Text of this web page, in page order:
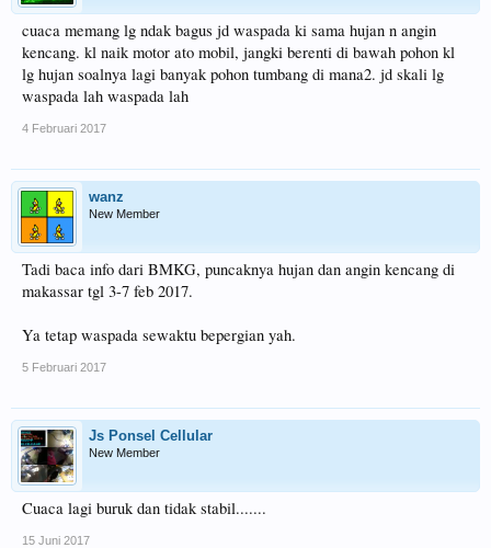
cuaca memang lg ndak bagus jd waspada ki sama hujan n angin
kencang. kl naik motor ato mobil, jangki berenti di bawah pohon kl
lg hujan soalnya lagi banyak pohon tumbang di mana2. jd skali lg
waspada lah waspada lah
4 Februari 2017
wanz
New Member
Tadi baca info dari BMKG, puncaknya hujan dan angin kencang di
makassar tgl 3-7 feb 2017.
Ya tetap waspada sewaktu bepergian yah.
5 Februari 2017
Js Ponsel Cellular
New Member
Cuaca lagi buruk dan tidak stabil.......
15 Juni 2017